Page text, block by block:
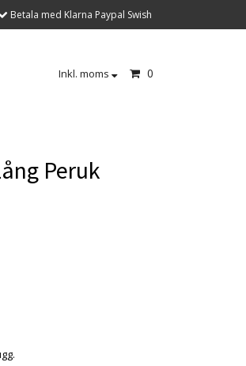
Betala med Klarna Paypal Swish
Inkl. moms 0
Peruk